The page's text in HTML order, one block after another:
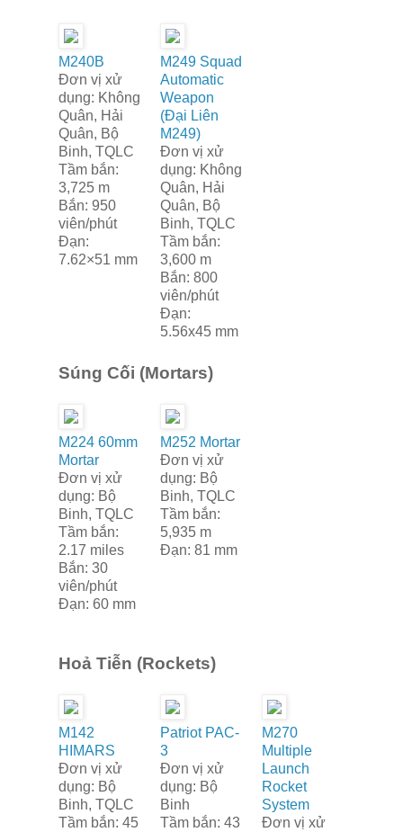
M240B
Đơn vị xử
dụng: Không
Quân, Hải
Quân, Bộ
Binh, TQLC
Tầm bắn:
3,725 m
Bắn: 950
viên/phút
Đạn:
7.62×51 mm
M249 Squad
Automatic
Weapon
(Đại Liên
M249)
Đơn vị xử
dụng: Không
Quân, Hải
Quân, Bộ
Binh, TQLC
Tầm bắn:
3,600 m
Bắn: 800
viên/phút
Đạn:
5.56x45 mm
Súng Cối (Mortars)
M224 60mm
Mortar
Đơn vị xử
dụng: Bộ
Binh, TQLC
Tầm bắn:
2.17 miles
Bắn: 30
viên/phút
Đạn: 60 mm
M252 Mortar
Đơn vị xử
dụng: Bộ
Binh, TQLC
Tầm bắn:
5,935 m
Đạn: 81 mm
Hoả Tiễn (Rockets)
M142
HIMARS
Đơn vị xử
dụng: Bộ
Binh, TQLC
Tầm bắn: 45
Patriot PAC-
3
Đơn vị xử
dụng: Bộ
Binh
Tầm bắn: 43
M270
Multiple
Launch
Rocket
System
Đơn vị xử